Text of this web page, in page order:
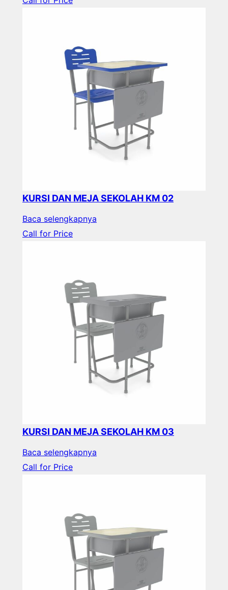
KURSI DAN MEJA SEKOLAH KM 02
Baca selengkapnya
Call for Price
KURSI DAN MEJA SEKOLAH KM 03
Baca selengkapnya
Call for Price